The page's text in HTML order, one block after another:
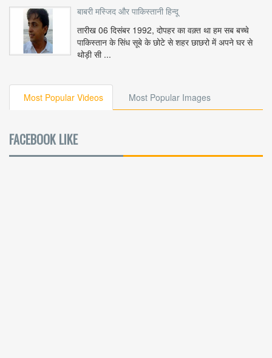
बाबरी मस्जिद और पाकिस्तानी हिन्दू
तारीख 06 दिसंबर 1992, दोपहर का वक़्त था हम सब बच्चे
पाकिस्तान के सिंध सूबे के छोटे से शहर छाछरो में अपने घर से
थोड़ी सी ...
Most Popular Videos Most Popular Images
FACEBOOK LIKE